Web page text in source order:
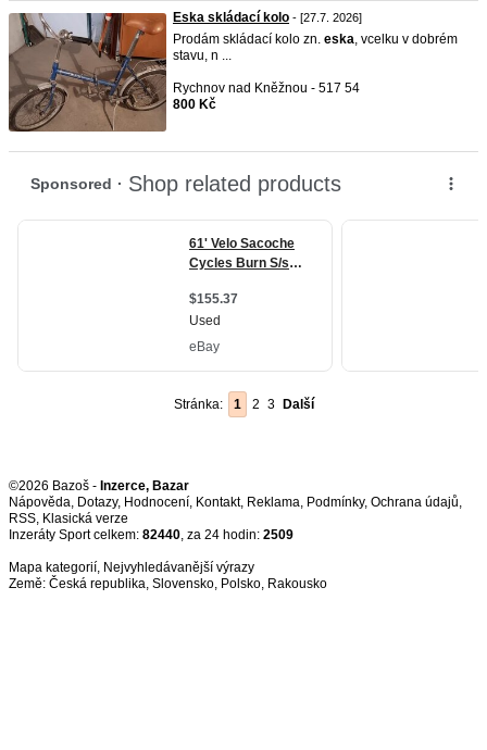
Eska skládací kolo - [27.7. 2026]
Prodám skládací kolo zn. eska, vcelku v dobrém
stavu, n ...
Rychnov nad Kněžnou - 517 54
800 Kč
Stránka: 1 2 3 Další
©2026 Bazoš - Inzerce, Bazar
Nápověda, Dotazy, Hodnocení, Kontakt, Reklama, Podmínky, Ochrana údajů,
RSS,
Inzeráty Sport celkem: 82440, za 24 hodin: 2509
Mapa kategorií, Nejvyhledávanější výrazy
Země: Česká republika, Slovensko, Polsko, Rakousko